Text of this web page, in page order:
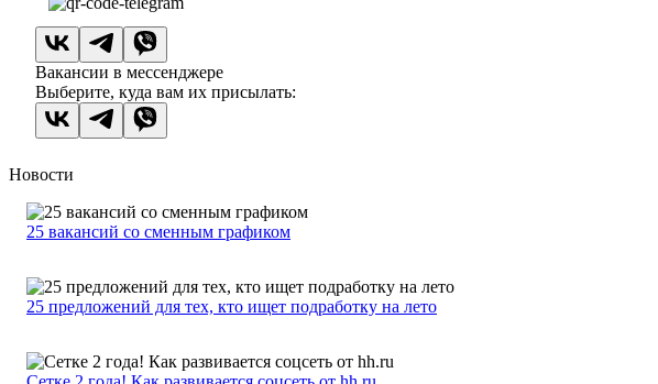
Вакансии в мессенджере
Выберите, куда вам их присылать:
Новости
25 вакансий со сменным графиком
25 предложений для тех, кто ищет подработку на лето